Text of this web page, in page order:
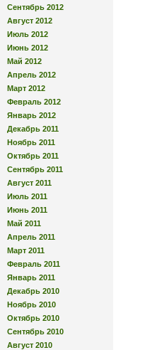
Сентябрь 2012
Август 2012
Июль 2012
Июнь 2012
Май 2012
Апрель 2012
Март 2012
Февраль 2012
Январь 2012
Декабрь 2011
Ноябрь 2011
Октябрь 2011
Сентябрь 2011
Август 2011
Июль 2011
Июнь 2011
Май 2011
Апрель 2011
Март 2011
Февраль 2011
Январь 2011
Декабрь 2010
Ноябрь 2010
Октябрь 2010
Сентябрь 2010
Август 2010